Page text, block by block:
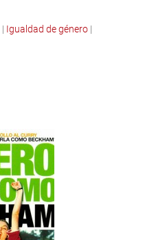
| Igualdad de género|